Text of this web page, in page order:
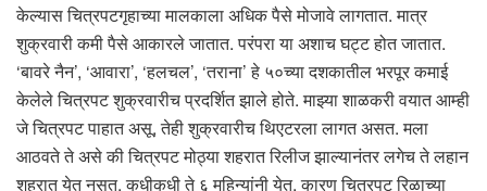
केल्यास चित्रपटगृहाच्या मालकाला अधिक पैसे मोजावे लागतात. मात्र
शुक्रवारी कमी पैसे आकारले जातात. परंपरा या अशाच घट्ट होत जातात.
‘बावरे नैन’, ‘आवारा’, ‘हलचल’, ‘तराना’ हे ५०च्या दशकातील भरपूर कमाई
केलेले चित्रपट शुक्रवारीच प्रदर्शित झाले होते. माझ्या शाळकरी वयात आम्ही
जे चित्रपट पाहात असू, तेही शुक्रवारीच थिएटरला लागत असत. मला
आठवते ते असे की चित्रपट मोठ्या शहरात रिलीज झाल्यानंतर लगेच ते लहान
शहरात येत नसत. कधीकधी ते ६ महिन्यांनी येत. कारण चित्रपट रिळाच्या